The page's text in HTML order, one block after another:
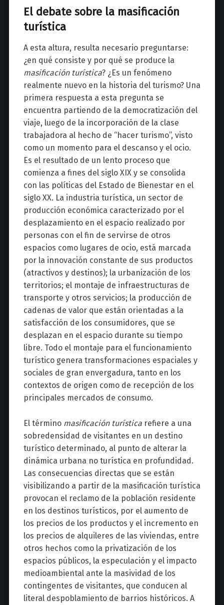
El debate sobre la masificación
turística
A esta altura, resulta necesario preguntarse:
¿en qué consiste y por qué se produce la
masificación turística? ¿Es un fenómeno
realmente nuevo en la historia del turismo? Una
primera respuesta a esta pregunta se
encuentra partiendo de la democratización del
viaje, luego de la incorporación de la clase
trabajadora al hecho de “hacer turismo”, visto
como un momento para el descanso y el ocio.
Es el resultado de un lento proceso que
comienza a fines del siglo XIX y se consolida
con las políticas del Estado de Bienestar en el
siglo XX. La industria turística, un sector de
producción económica caracterizado por el
desplazamiento en el espacio realizado por
personas con el fin de servirse de otros
espacios como lugares de ocio, está marcada
por la innovación constante de sus productos
(atractivos y destinos); la urbanización de los
territorios; el montaje de infraestructuras de
transporte y otros servicios; la producción de
cadenas de valor que están orientadas a la
satisfacción de los consumidores, que se
desplazan en el espacio durante su tiempo
libre. Todo el montaje para el funcionamiento
turístico genera transformaciones espaciales y
sociales de gran envergadura, tanto en los
contextos de origen como de recepción de los
principales mercados de consumo.
El término masificación turísticarefiere a una
sobredensidad de visitantes en un destino
turístico determinado, al punto de alterar la
dinámica urbana no turística en profundidad.
Las consecuencias directas que se están
visibilizando a partir de la masificación turística
provocan el reclamo de la población residente
en los destinos turísticos, por el aumento de
los precios de los productos y el incremento en
los precios de alquileres de las viviendas, entre
otros hechos como la privatización de los
espacios públicos, la especulación y el impacto
medioambiental ante la masividad de los
contingentes de visitantes, que conducen al
literal despoblamiento de barrios históricos. A